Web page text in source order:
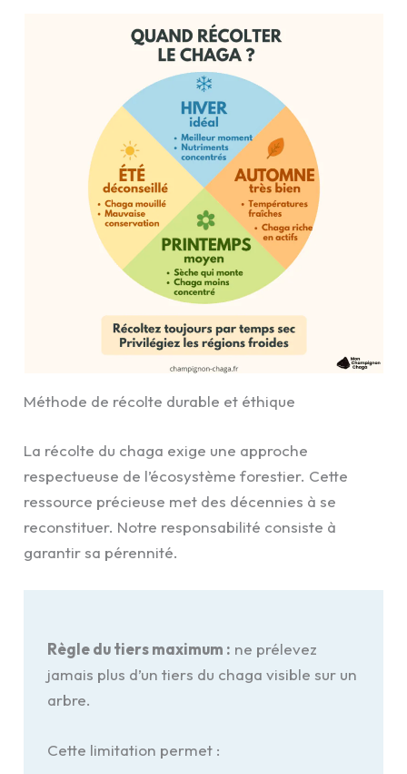
Méthode de récolte durable et éthique
La récolte du chaga exige une approche
respectueuse de l’écosystème forestier. Cette
ressource précieuse met des décennies à se
reconstituer. Notre responsabilité consiste à
garantir sa pérennité.
Règle du tiers maximum : ne prélevez
jamais plus d’un tiers du chaga visible sur un
arbre.
Cette limitation permet :